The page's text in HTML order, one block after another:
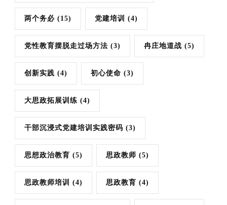
两个务必 (15) 党建培训 (4)
党性教育摆脱走过场方法 (3) 冉庄地道战 (5)
创新实践 (4) 初心使命 (3)
大思政拓展训练 (4)
干部沉浸式党建培训实践密码 (3)
思想政治教育 (5) 思政教师 (5)
思政教师培训 (4) 思政教育 (4)